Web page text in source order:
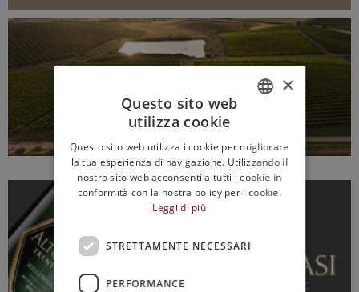
ENGLISH
×
Questo sito web
utilizza cookie
Questo sito web utilizza i cookie per migliorare
la tua esperienza di navigazione. Utilizzando il
nostro sito web acconsenti a tutti i cookie in
conformità con la nostra policy per i cookie.
Leggi di più
STRETTAMENTE NECESSARI
PERFORMANCE